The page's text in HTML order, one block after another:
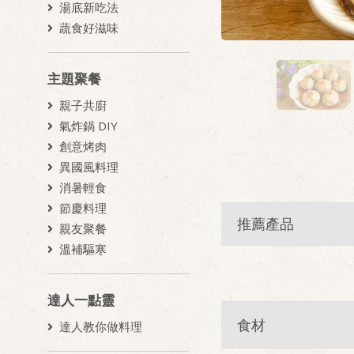
湯底新吃法
蔬食好滋味
主題聚餐
親子共廚
氣炸鍋 DIY
創意烤肉
異國風料理
消暑輕食
節慶料理
親友聚餐
溫補驅寒
達人一點靈
達人教你做料理
推薦產品
食材